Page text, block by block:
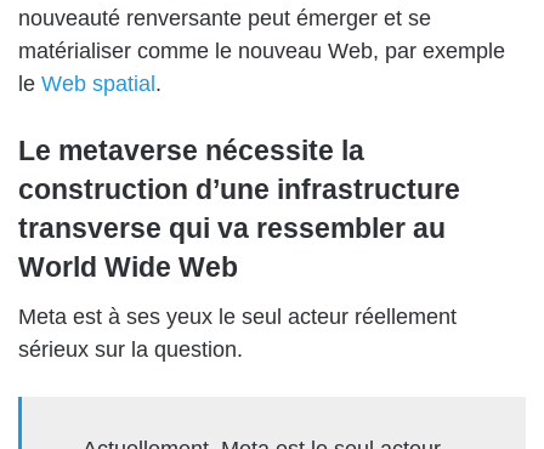
nouveauté renversante peut émerger et se
matérialiser comme le nouveau Web, par exemple
le Web spatial .
Le metaverse nécessite la
construction d’une infrastructure
transverse qui va ressembler au
World Wide Web
Meta est à ses yeux le seul acteur réellement
sérieux sur la question.